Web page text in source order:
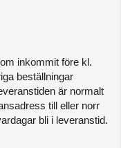
inkommit före kl.
beställningar
är normalt
till eller norr
bli i leveranstid.